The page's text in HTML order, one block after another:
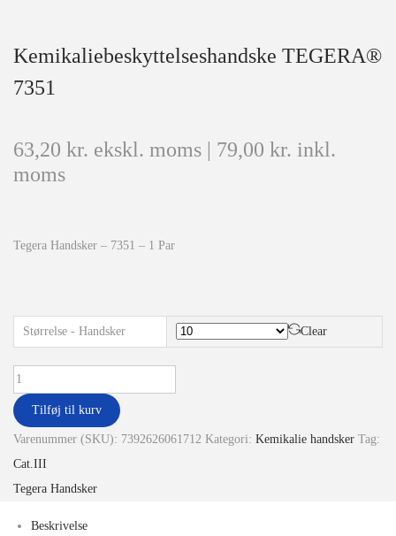
Kemikaliebeskyttelseshandske TEGERA®
7351
63,20 kr. ekskl. moms | 79,00 kr. inkl.
moms
Tegera Handsker – 7351 – 1 Par
Størrelse - Handsker Clear
Tilføj til kurv
Varenummer (SKU): 7392626061712 Kategori: Kemikalie handsker Tag:
Cat.III
Tegera Handsker
Beskrivelse